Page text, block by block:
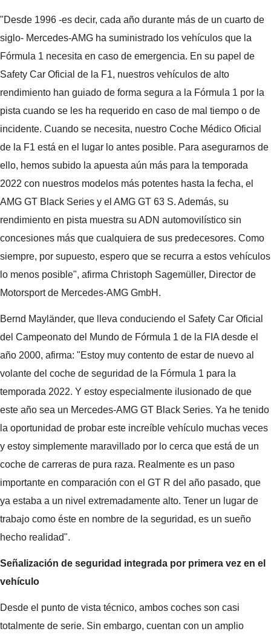
"Desde 1996 -es decir, cada año durante más de un cuarto de
siglo- Mercedes-AMG ha suministrado los vehículos que la
Fórmula 1 necesita en caso de emergencia. En su papel de
Safety Car Oficial de la F1, nuestros vehículos de alto
rendimiento han guiado de forma segura a la Fórmula 1 por la
pista cuando se les ha requerido en caso de mal tiempo o de
incidente. Cuando se necesita, nuestro Coche Médico Oficial
de la F1 está en el lugar lo antes posible. Para asegurarnos de
ello, hemos subido la apuesta aún más para la temporada
2022 con nuestros modelos más potentes hasta la fecha, el
AMG GT Black Series y el AMG GT 63 S. Además, su
rendimiento en pista muestra su ADN automovilístico sin
concesiones más que cualquiera de sus predecesores. Como
siempre, por supuesto, espero que se recurra a estos vehículos
lo menos posible", afirma Christoph Sagemüller, Director de
Motorsport de Mercedes-AMG GmbH.
Bernd Mayländer, que lleva conduciendo el Safety Car Oficial
del Campeonato del Mundo de Fórmula 1 de la FIA desde el
año 2000, afirma: "Estoy muy contento de estar de nuevo al
volante del coche de seguridad de la Fórmula 1 para la
temporada 2022. Y estoy especialmente ilusionado de que
este año sea un Mercedes-AMG GT Black Series. Ya he tenido
la oportunidad de probar este increíble vehículo muchas veces
y estoy simplemente maravillado por lo cerca que está de un
coche de carreras de pura raza. Realmente es un paso
importante en comparación con el GT R del año pasado, que
ya estaba a un nivel extremadamente alto. Tener un lugar de
trabajo como éste en nombre de la seguridad, es un sueño
hecho realidad".
Señalización de seguridad integrada por primera vez en el
vehículo
Desde el punto de vista técnico, ambos coches son casi
totalmente de serie. Sin embargo, cuentan con un amplio